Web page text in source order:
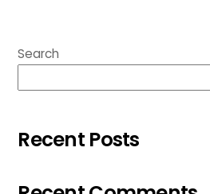
Search
Recent Posts